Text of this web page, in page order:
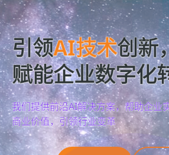
引领AI技术创新
赋能企业数字化
我们提供前沿AI解决方案，帮助企业
商业价值，引领行业变革